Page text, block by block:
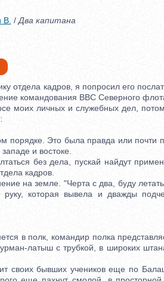
В. / Два капитана
отдела кадров, я попросил его
командования ВВС Северного
моих личных и служебных дел,
порядке. Это была правда или почти
и востоке.
без дела, пускай найдут
кадров.
на земле. "Черта с два, буду
руку, которая вывела и дважды
в полк, командир полка
латыш с трубкой, в широких
своих бывших учеников еще по